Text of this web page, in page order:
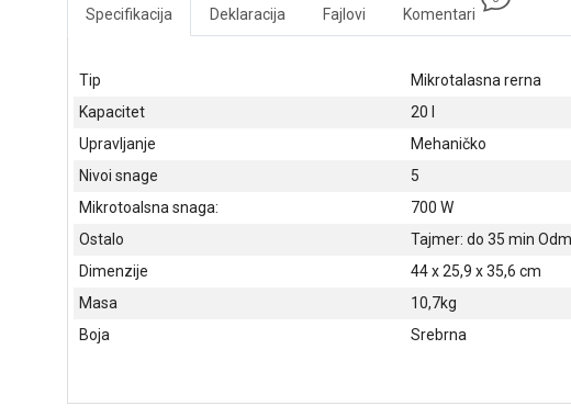
Specifikacija Deklaracija Fajlovi Komentari
Tip
Mikrotalasna rerna
Kapacitet
20 l
Upravljanje
Mehaničko
Nivoi snage
5
Mikrotoalsna snaga:
700 W
Ostalo
Tajmer: do 35 min
Dimenzije
44 x 25,9 x 35,6 cm
Masa
10,7kg
Boja
Srebrna